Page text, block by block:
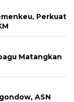
Perkuat
Matangkan
ASN